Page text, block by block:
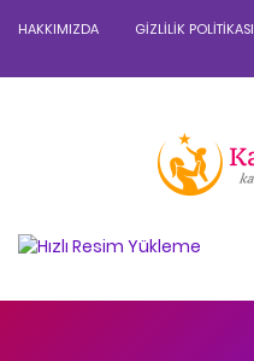
HAKKIMIZDA GIZLILIK POLITIKASI